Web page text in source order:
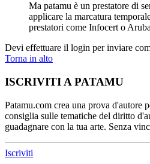
Ma patamu è un prestatore di
applicare la marcatura
prestatori come Infocert o
Devi effettuare il login per inviare
Torna in alto
ISCRIVITI A PATAMU
Patamu.com crea una prova d'autore
consiglia sulle tematiche del diritto
guadagnare con la tua arte. Senza
Iscriviti